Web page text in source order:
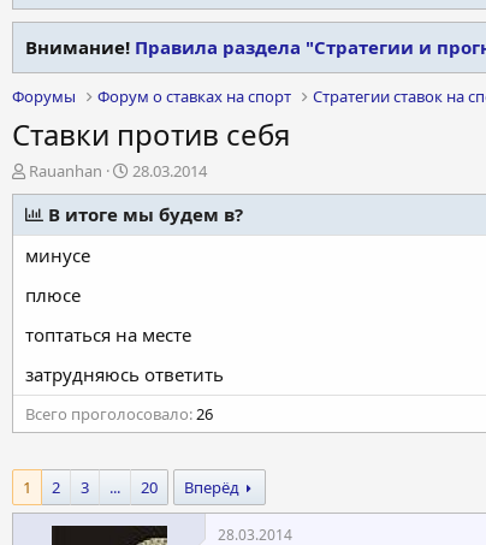
Внимание! Правила раздела "Стратегии и
Форумы Форум о ставках на спорт Стратегии ставок на
Ставки против себя
А
в
т
о
р
е
ы
Rauanhan
Д
а
т
а
л
28.03.2014
В итоге мы будем в?
минусе
плюсе
топтаться на месте
затрудняюсь ответить
Всего проголосовало 26
1 2 3 ... 20 Вперёд
28.03.2014